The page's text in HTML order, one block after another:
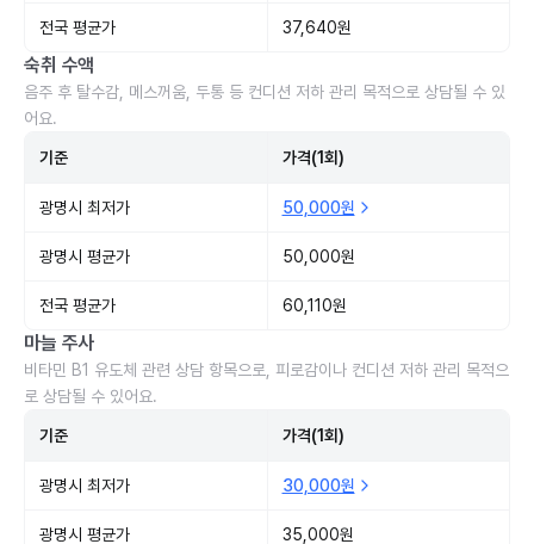
전국 평균가 37,640원
숙취 수액
음주 후 탈수감, 메스꺼움, 두통 등 컨디션 저하 관리 목적으로 상담될 수 있
어요.
기준 가격(1회)
광명시 최저가 50,000원
광명시 평균가 50,000원
전국 평균가 60,110원
마늘 주사
비타민 B1 유도체 관련 상담 항목으로, 피로감이나 컨디션 저하 관리 목적으
로 상담될 수 있어요.
기준 가격(1회)
광명시 최저가 30,000원
광명시 평균가 35,000원